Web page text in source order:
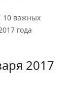
10 важных
года
2017